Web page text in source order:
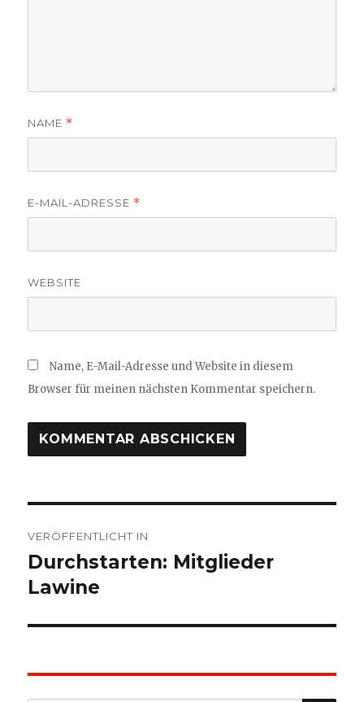
NAME *
E-MAIL-ADRESSE *
WEBSITE
Name, E-Mail-Adresse und Website in diesem
Browser für meinen nächsten Kommentar speichern.
VERÖFFENTLICHT IN
Durchstarten: Mitglieder
Lawine